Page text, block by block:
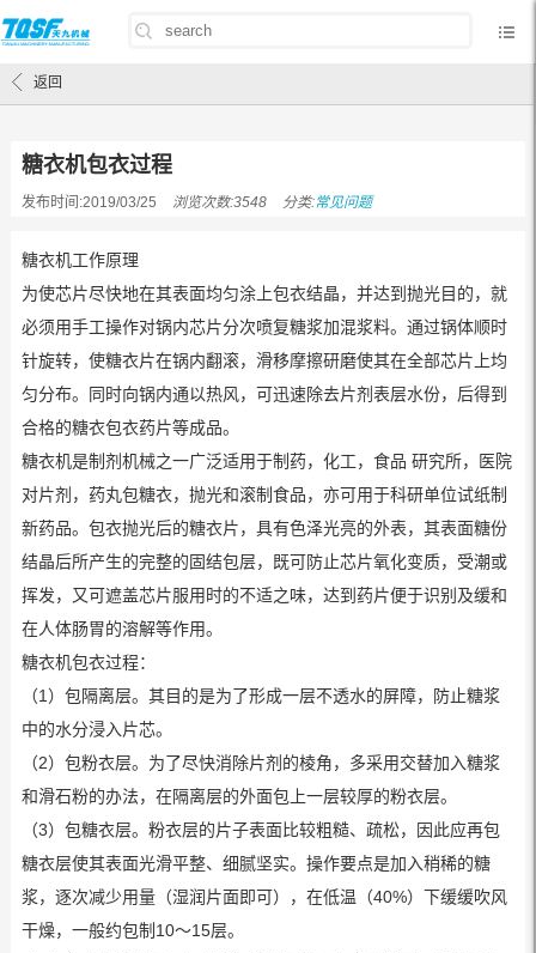
首页/常见问题 糖衣机包衣过程
返回
糖衣机包衣过程
发布时间:2019/03/25 浏览次数:3548 分类:常见问题
糖衣机工作原理
为使芯片尽快地在其表面均匀涂上包衣结晶，并达到抛光目的，就
必须用手工操作对锅内芯片分次喷复糖浆加混浆料。通过锅体顺时
针旋转，使糖衣片在锅内翻滚，滑移摩擦研磨使其在全部芯片上均
匀分布。同时向锅内通以热风，可迅速除去片剂表层水份，后得到
合格的糖衣包衣药片等成品。
糖衣机是制剂机械之一广泛适用于制药，化工，食品 研究所，医院
对片剂，药丸包糖衣，抛光和滚制食品，亦可用于科研单位试纸制
新药品。包衣抛光后的糖衣片，具有色泽光亮的外表，其表面糖份
结晶后所产生的完整的固结包层，既可防止芯片氧化变质，受潮或
挥发，又可遮盖芯片服用时的不适之味，达到药片便于识别及缓和
在人体肠胃的溶解等作用。
糖衣机包衣过程：
（1）包隔离层。其目的是为了形成一层不透水的屏障，防止糖浆
中的水分浸入片芯。
（2）包粉衣层。为了尽快消除片剂的棱角，多采用交替加入糖浆
和滑石粉的办法，在隔离层的外面包上一层较厚的粉衣层。
（3）包糖衣层。粉衣层的片子表面比较粗糙、疏松，因此应再包
糖衣层使其表面光滑平整、细腻坚实。操作要点是加入稍稀的糖
浆，逐次减少用量（湿润片面即可），在低温（40%）下缓缓吹风
干燥，一般约包制10～15层。